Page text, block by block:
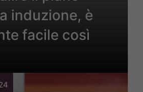
induzione, è
facile così